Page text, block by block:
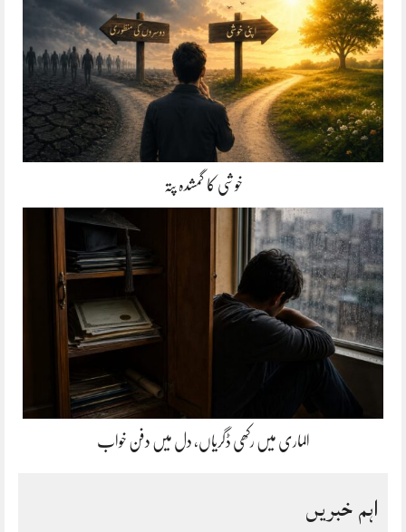
خوشی کا گمشدہ پتہ
الماری میں رکھی ڈگریاں، دل میں دفن خواب
اہم خبریں